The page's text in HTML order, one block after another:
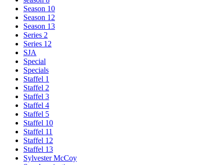
Season 10
Season 12
Season 13
Series 2
Series 12
SJA
Special
Specials
Staffel 1
Staffel 2
Staffel 3
Staffel 4
Staffel 5
Staffel 10
Staffel 11
Staffel 12
Staffel 13
Sylvester McCoy